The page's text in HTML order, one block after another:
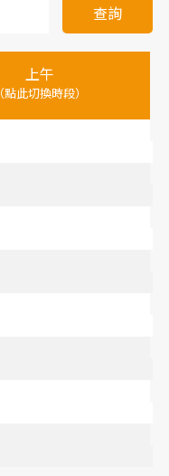
查詢
上午
（點此切換時段）